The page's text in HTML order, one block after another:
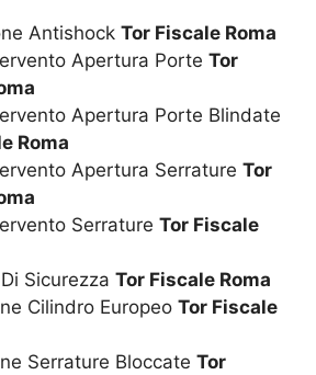
Antishock Tor Fiscale Roma
Apertura Porte Tor
Apertura Porte Blindate
Roma
Apertura Serrature Tor
Serrature Tor Fiscale
Sicurezza Tor Fiscale Roma
Cilindro Europeo Tor Fiscale
Serrature Bloccate Tor